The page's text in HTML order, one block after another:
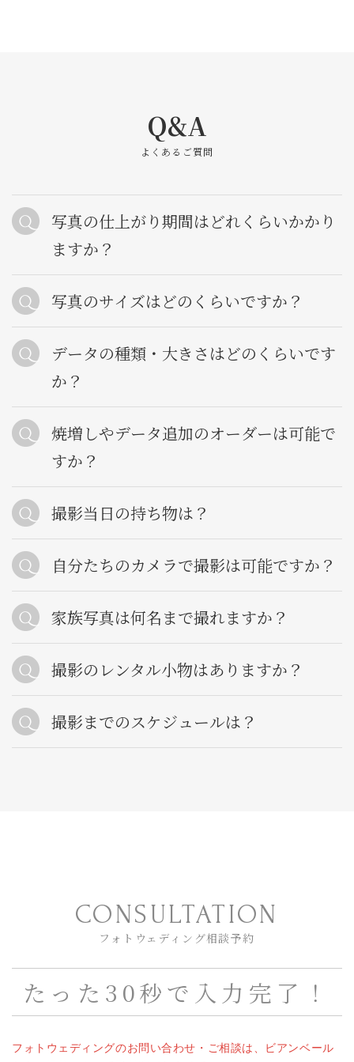
Q&A
よくあるご質問
写真の仕上がり期間はどれくらいかかり
ますか？
写真のサイズはどのくらいですか？
データの種類・大きさはどのくらいです
か？
焼増しやデータ追加のオーダーは可能で
すか？
撮影当日の持ち物は？
自分たちのカメラで撮影は可能ですか？
家族写真は何名まで撮れますか？
撮影のレンタル小物はありますか？
撮影までのスケジュールは？